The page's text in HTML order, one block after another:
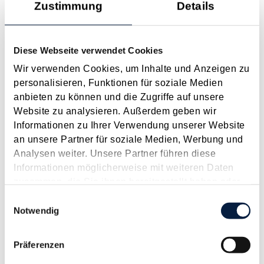
Zustimmung Details
Diese Webseite verwendet Cookies
Wir verwenden Cookies, um Inhalte und Anzeigen zu
personalisieren, Funktionen für soziale Medien
anbieten zu können und die Zugriffe auf unsere
Website zu analysieren. Außerdem geben wir
Informationen zu Ihrer Verwendung unserer Website
an unsere Partner für soziale Medien, Werbung und
Analysen weiter. Unsere Partner führen diese
Informationen möglicherweise mit weiteren Daten
gesammelt haben.
Notwendig
Präferenzen
Einleitung und Kernaussage der Entscheidung Das
Bundesfinanzgericht (GZ RV/7103366/2025 vom 10.02.2026)
hatte sich mit der Frage auseinanderzusetzen, welchem
Elternteil nach einer Scheidung die Familienbeihilfe zusteht,
wenn sich das Kind tatsächlich überwiegend im Haushalt
eines...
März 2019
anhängigen Verfahren bezüglich des Anspruchs von